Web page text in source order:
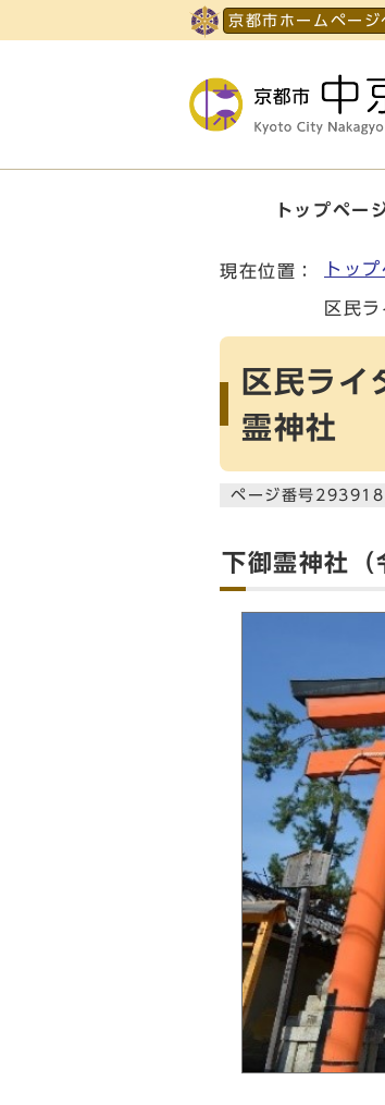
京都市ホームページ
トップペー
現在位置： トッ
区民
区民ライ
霊神社
ページ番号293918
下御霊神社（